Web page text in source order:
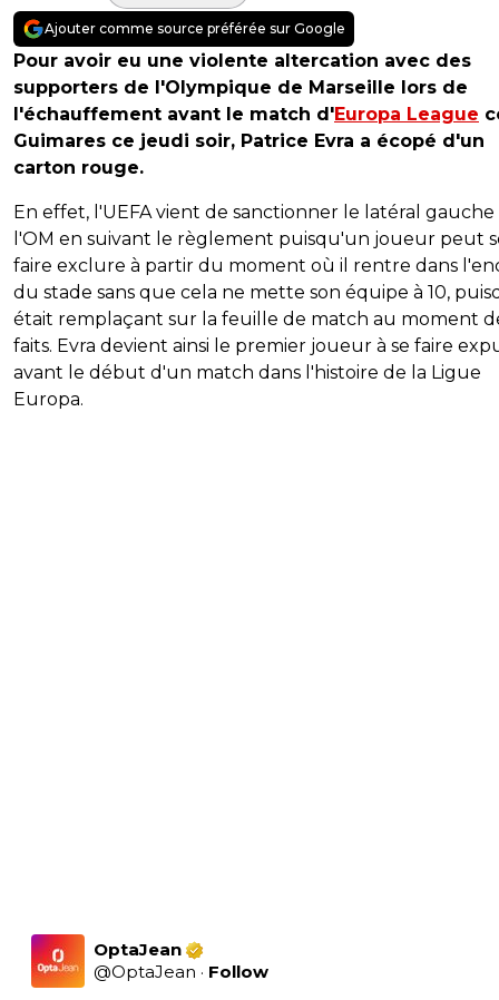
Ajouter comme source préférée sur Google
Pour avoir eu une violente altercation avec des
supporters de l'Olympique de Marseille lors de
l'échauffement avant le match d'Europa League
Guimares ce jeudi soir, Patrice Evra a écopé d'un
carton rouge.
En effet, l'UEFA vient de sanctionner le latéral gauche
l'OM en suivant le règlement puisqu'un joueur peut
faire exclure à partir du moment où il rentre dans
du stade sans que cela ne mette son équipe à 10,
était remplaçant sur la feuille de match au moment
faits. Evra devient ainsi le premier joueur à se faire
avant le début d'un match dans l'histoire de la Ligue
Europa.
OptaJean
@OptaJean · Follow